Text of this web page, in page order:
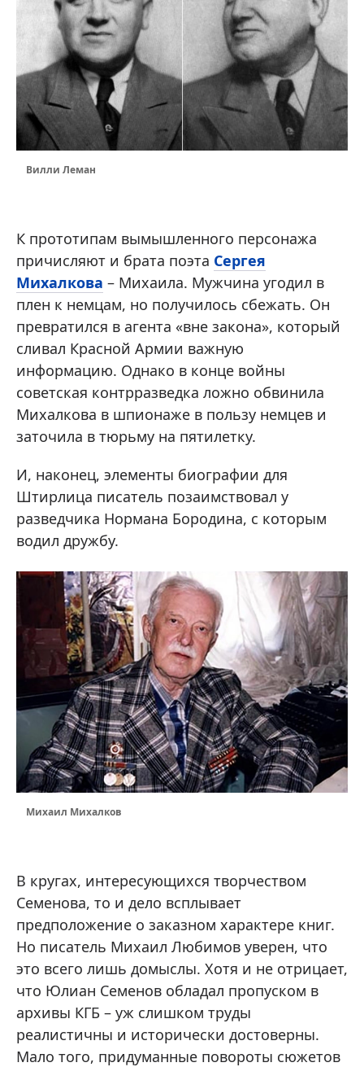
Вилли Леман
К прототипам вымышленного персонажа
причисляют и брата поэта Сергея
Михалкова – Михаила. Мужчина угодил в
плен к немцам, но получилось сбежать. Он
превратился в агента «вне закона», который
сливал Красной Армии важную
информацию. Однако в конце войны
советская контрразведка ложно обвинила
Михалкова в шпионаже в пользу немцев и
заточила в тюрьму на пятилетку.
И, наконец, элементы биографии для
Штирлица писатель позаимствовал у
разведчика Нормана Бородина, с которым
водил дружбу.
Михаил Михалков
В кругах, интересующихся творчеством
Семенова, то и дело всплывает
предположение о заказном характере книг.
Но писатель Михаил Любимов уверен, что
это всего лишь домыслы. Хотя и не отрицает,
что Юлиан Семенов обладал пропуском в
архивы КГБ – уж слишком труды
реалистичны и исторически достоверны.
Мало того, придуманные повороты сюжетов